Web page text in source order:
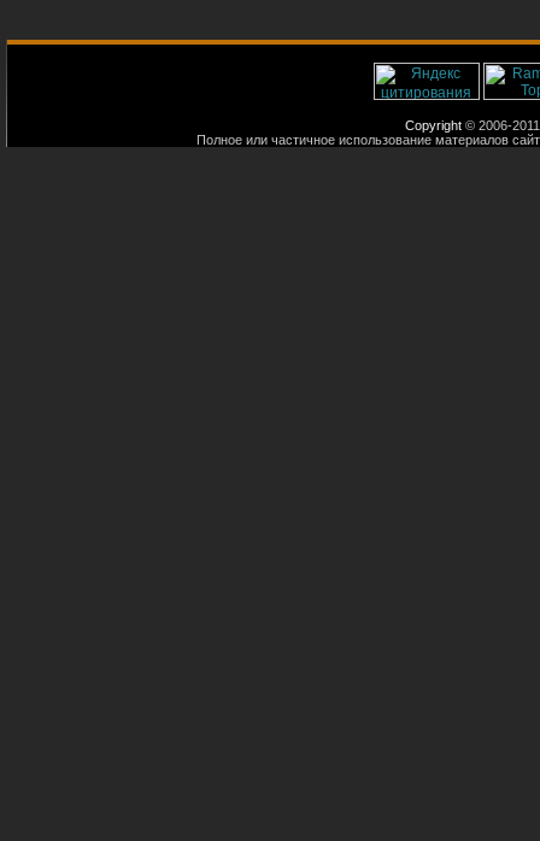
Copyright © 2006-
Полное или частичное использование материалов